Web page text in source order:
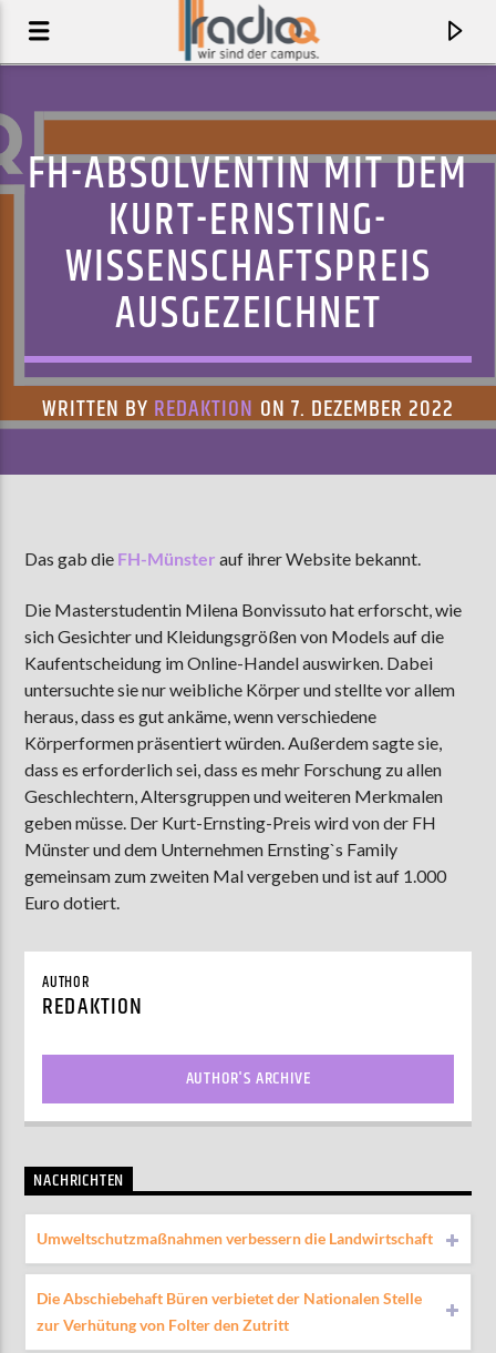
AKTUELLER TRACK
SLAGMÅLSKLUBBEN
MOEBIUS
00:00 09:00
ZU HÖREN IN Münster 90,9 MHz Steinfurt103,9 MHz
FH-ABSOLVENTIN MIT DEM
KURT-ERNSTING-
WISSENSCHAFTSPREIS
AUSGEZEICHNET
WRITTEN BY REDAKTION ON 7. DEZEMBER 2022
Das gab die FH-Münster auf ihrer Website bekannt.
Die Masterstudentin Milena Bonvissuto hat erforscht, wie
sich Gesichter und Kleidungsgrößen von Models auf die
Kaufentscheidung im Online-Handel auswirken. Dabei
untersuchte sie nur weibliche Körper und stellte vor allem
heraus, dass es gut ankäme, wenn verschiedene
Körperformen präsentiert würden. Außerdem sagte sie,
dass es erforderlich sei, dass es mehr Forschung zu allen
Geschlechtern, Altersgruppen und weiteren Merkmalen
geben müsse. Der Kurt-Ernsting-Preis wird von der FH
Münster und dem Unternehmen Ernsting`s Family
gemeinsam zum zweiten Mal vergeben und ist auf 1.000
Euro dotiert.
AUTHOR
REDAKTION
AUTHOR'S ARCHIVE
NACHRICHTEN
Umweltschutzmaßnahmen verbessern die Landwirtschaft
Die Abschiebehaft Büren verbietet der Nationalen Stelle
zur Verhütung von Folter den Zutritt